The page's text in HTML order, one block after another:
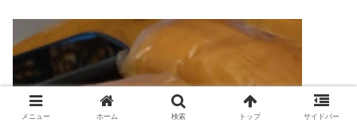
メニュー ホーム 検索 トップ サイドバー